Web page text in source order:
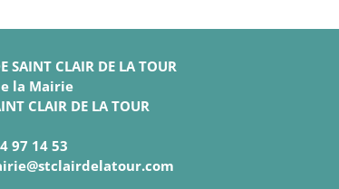
SAINT CLAIR DE LA TOUR
la Mairie
CLAIR DE LA TOUR
97 14 53